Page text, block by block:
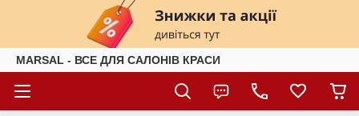
MARSAL - ВСЕ ДЛЯ САЛОНІВ КРАСИ